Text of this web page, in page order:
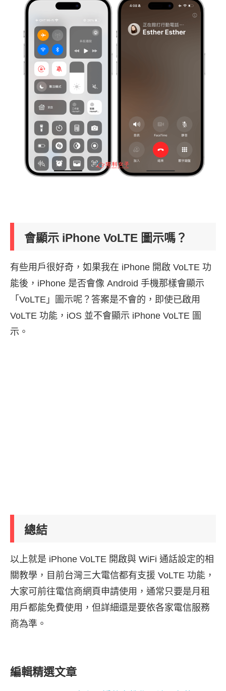
會顯示 iPhone VoLTE 圖示嗎？
有些用戶很好奇，如果我在 iPhone 開啟 VoLTE 功
能後，iPhone 是否會像 Android 手機那樣會顯示
「VoLTE」圖示呢？答案是不會的，即使已啟用
VoLTE 功能，iOS 並不會顯示 iPhone VoLTE 圖
示。
總結
以上就是 iPhone VoLTE 開啟與 WiFi 通話設定的相
關教學，目前台灣三大電信都有支援 VoLTE 功能，
大家可前往電信商網頁申請使用，通常只要是月租
用戶都能免費使用，但詳細還是要依各家電信服務
商為準。
編輯精選文章